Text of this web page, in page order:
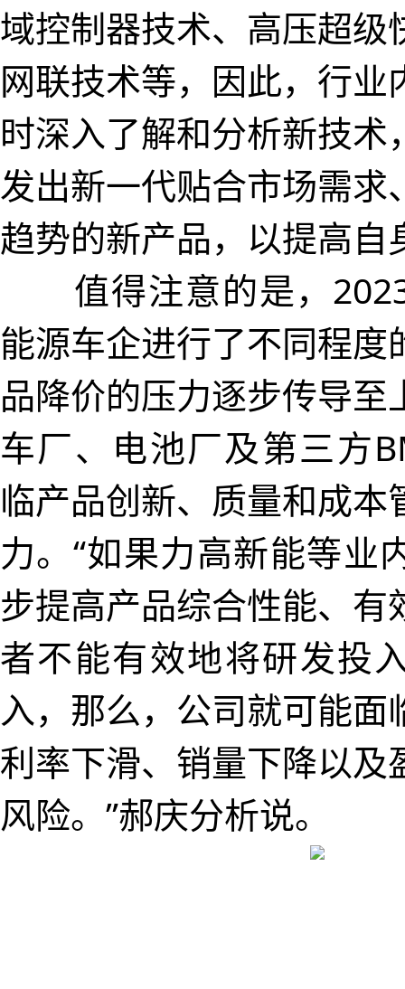
域控制器技术、高压超级
网联技术等，因此，行业
时深入了解和分析新技术
发出新一代贴合市场需求
趋势的新产品，以提高自
值得注意的是，
能源车企进行了不同程度
品降价的压力逐步传导至
车厂、电池厂及第三方
临产品创新、质量和成本
力。“如果力高新能等业
步提高产品综合性能、有
者不能有效地将研发投
入，那么，公司就可能面
利率下滑、销量下降以及
风险。”郝庆分析说。